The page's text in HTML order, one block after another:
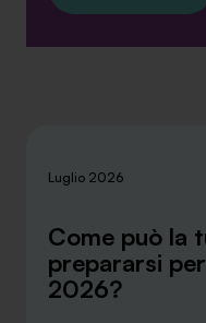
Luglio 2026
Come può la
prepararsi
2026?